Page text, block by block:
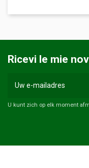
Ricevi le mie
U kunt zich op elk moment